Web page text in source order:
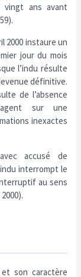
vingt ans avant
2000 instaure un
jour du mois
l’indu résulte
définitive.
de l’absence
sur une
inexactes
accusé de
interrompt le
au sens
son caractère